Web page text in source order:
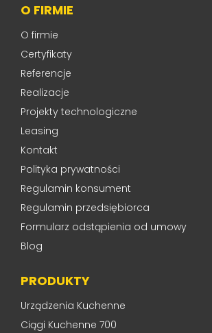
O FIRMIE
O firmie
Certyfikaty
Referencje
Realizacje
Projekty technologiczne
Leasing
Kontakt
Polityka prywatności
Regulamin konsument
Regulamin przedsiębiorca
Formularz odstąpienia od umowy
Blog
PRODUKTY
Urządzenia Kuchenne
Ciągi Kuchenne 700